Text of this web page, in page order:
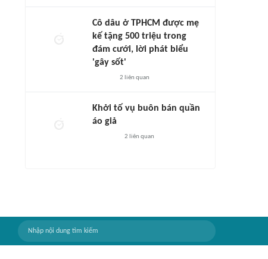
Cô dâu ở TPHCM được mẹ
kế tặng 500 triệu trong
đám cưới, lời phát biểu
'gây sốt'
2 liên quan
Khởi tố vụ buôn bán quần
áo giả
2 liên quan